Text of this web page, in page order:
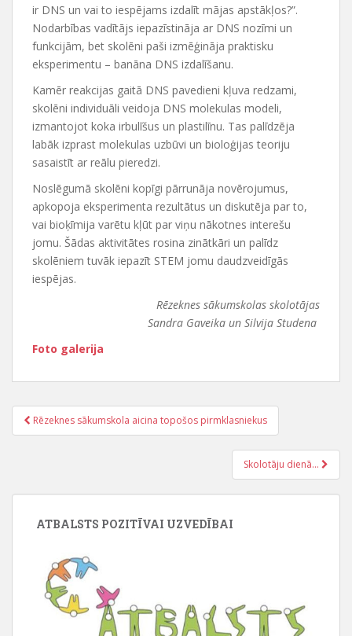
ir DNS un vai to iespējams izdalīt mājas apstākļos?”.
Nodarbības vadītājs iepazīstināja ar DNS nozīmi un
funkcijām, bet skolēni paši izmēģināja praktisku
eksperimentu – banāna DNS izdalīšanu.
Kamēr reakcijas gaitā DNS pavedieni kļuva redzami,
skolēni individuāli veidoja DNS molekulas modeli,
izmantojot koka irbulīšus un plastilīnu. Tas palīdzēja
labāk izprast molekulas uzbūvi un bioloģijas teoriju
sasaistīt ar reālu pieredzi.
Noslēgumā skolēni kopīgi pārrunāja novērojumus,
apkopoja eksperimenta rezultātus un diskutēja par to,
vai bioķīmija varētu kļūt par viņu nākotnes interešu
jomu. Šādas aktivitātes rosina zinātkāri un palīdz
skolēniem tuvāk iepazīt STEM jomu daudzveidīgās
iespējas.
Rēzeknes sākumskolas skolotājas
Sandra Gaveika un Silvija Studena
Foto galerija
Post navigation
Rēzeknes sākumskola aicina topošos pirmklasniekus
Skolotāju dienā…
ATBALSTS POZITĪVAI UZVEDĪBAI